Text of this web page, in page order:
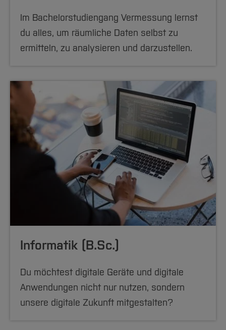
Im Bachelorstudiengang Vermessung lernst
du alles, um räumliche Daten selbst zu
ermitteln, zu analysieren und darzustellen.
Informatik (B.Sc.)
Du möchtest digitale Geräte und digitale
Anwendungen nicht nur nutzen, sondern
unsere digitale Zukunft mitgestalten?